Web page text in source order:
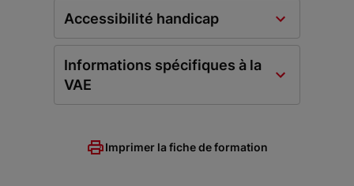
Accessibilité handicap
Informations spécifiques à la
VAE
Imprimer la fiche de formation